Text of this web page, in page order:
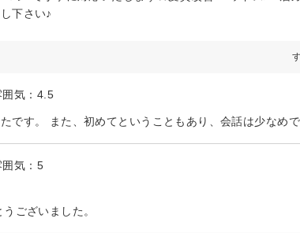
下さい♪
囲気：4.5
囲気：5
ございました。